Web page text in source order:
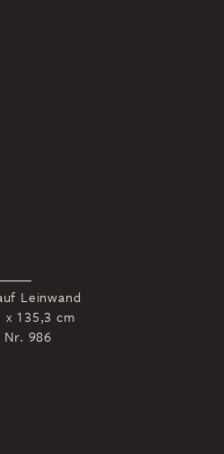
Leinwand
x 135,3 cm
Nr. 986